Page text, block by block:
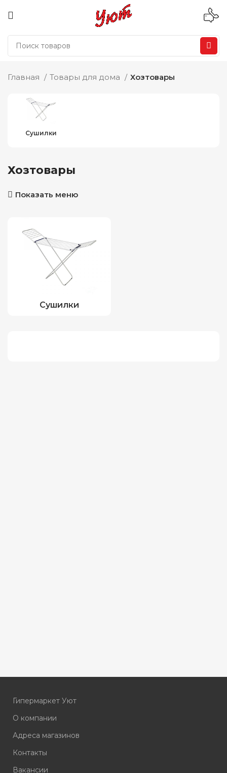
Главная Товары для дома Хозтовары
Сушилки
Хозтовары
Показать меню
Сушилки
Гипермаркет Уют
О компании
Адреса магазинов
Контакты
Вакансии